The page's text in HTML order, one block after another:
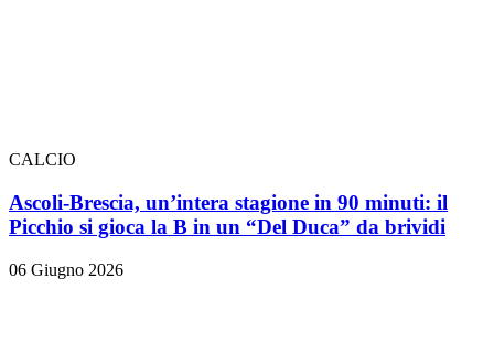
CALCIO
Ascoli-Brescia, un’intera stagione in 90 minuti: il
Picchio si gioca la B in un “Del Duca” da brividi
06 Giugno 2026